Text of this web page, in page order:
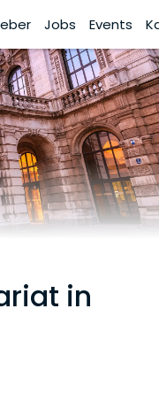
Jobs Events
in